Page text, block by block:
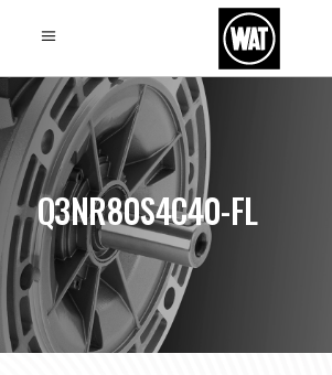
Q3NR80S4C40-FL